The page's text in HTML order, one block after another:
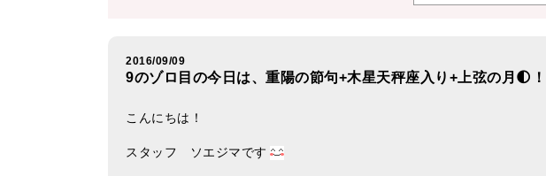
2016/09/09
9のゾロ目の今日は、重陽の節句+木星天秤座入り+上弦の月🌓！
こんにちは！
スタッフ ソエジマです